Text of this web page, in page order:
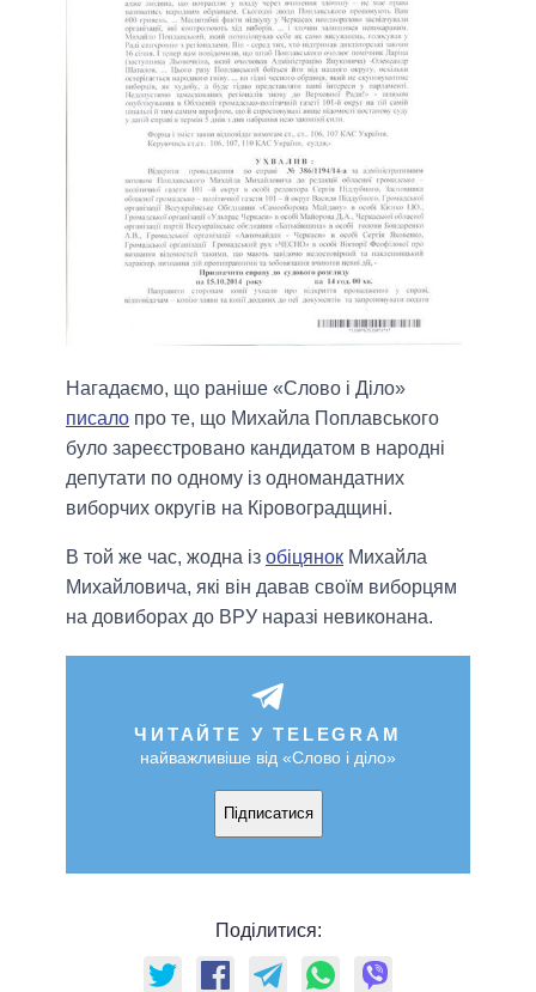
Нагадаємо, що раніше «Слово і Діло»
писало про те, що Михайла Поплавського
було зареєстровано кандидатом в народні
депутати по одному із одномандатних
виборчих округів на Кіровоградщині.
В той же час, жодна із обіцянок Михайла
Михайловича, які він давав своїм виборцям
на довиборах до ВРУ наразі невиконана.
ЧИТАЙТЕ У TELEGRAM
найважливіше від «Слово і діло»
Підписатися
Поділитися: